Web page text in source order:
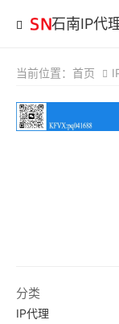
石南IP代
当前位置： 首页
分类
IP代理